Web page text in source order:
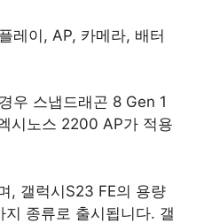
레이, AP, 카메라, 배터
우 스냅드래곤 8 Gen 1
시노스 2200 AP가 적용
, 갤럭시S23 FE의 용량
종류로 출시됩니다. 갤